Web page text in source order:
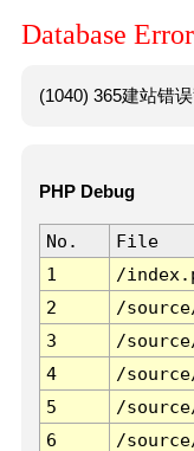
Database Error
(1040) 365建站错
PHP Debug
No. File
1
/
2
/
3
/
4
/
5
/
6
/